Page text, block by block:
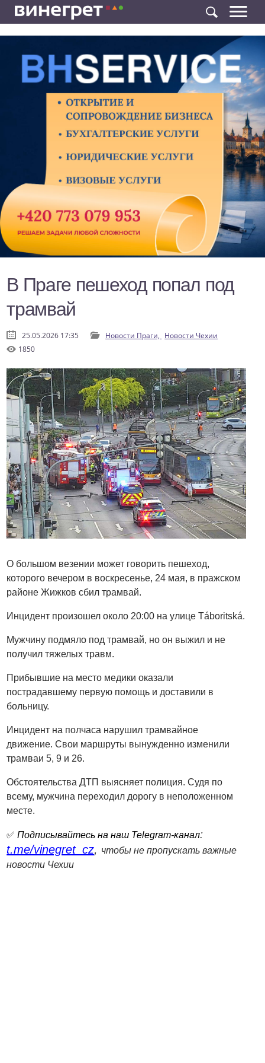
В Праге пешеход попал под
трамвай
25.05.2026 17:35 Новости Праги, Новости Чехии
1850
О большом везении может говорить пешеход,
которого вечером в воскресенье, 24 мая, в пражском
районе Жижков сбил трамвай.
Инцидент произошел около 20:00 на улице Táboritská.
Мужчину подмяло под трамвай, но он выжил и не
получил тяжелых травм.
Прибывшие на место медики оказали
пострадавшему первую помощь и доставили в
больницу.
Инцидент на полчаса нарушил трамвайное
движение. Свои маршруты вынужденно изменили
трамваи 5, 9 и 26.
Обстоятельства ДТП выясняет полиция. Судя по
всему, мужчина переходил дорогу в неположенном
месте.
✅Подписывайтесь на наш Telegram-канал:
t.me/vinegret_cz, чтобы не пропускать важные
новости Чехии